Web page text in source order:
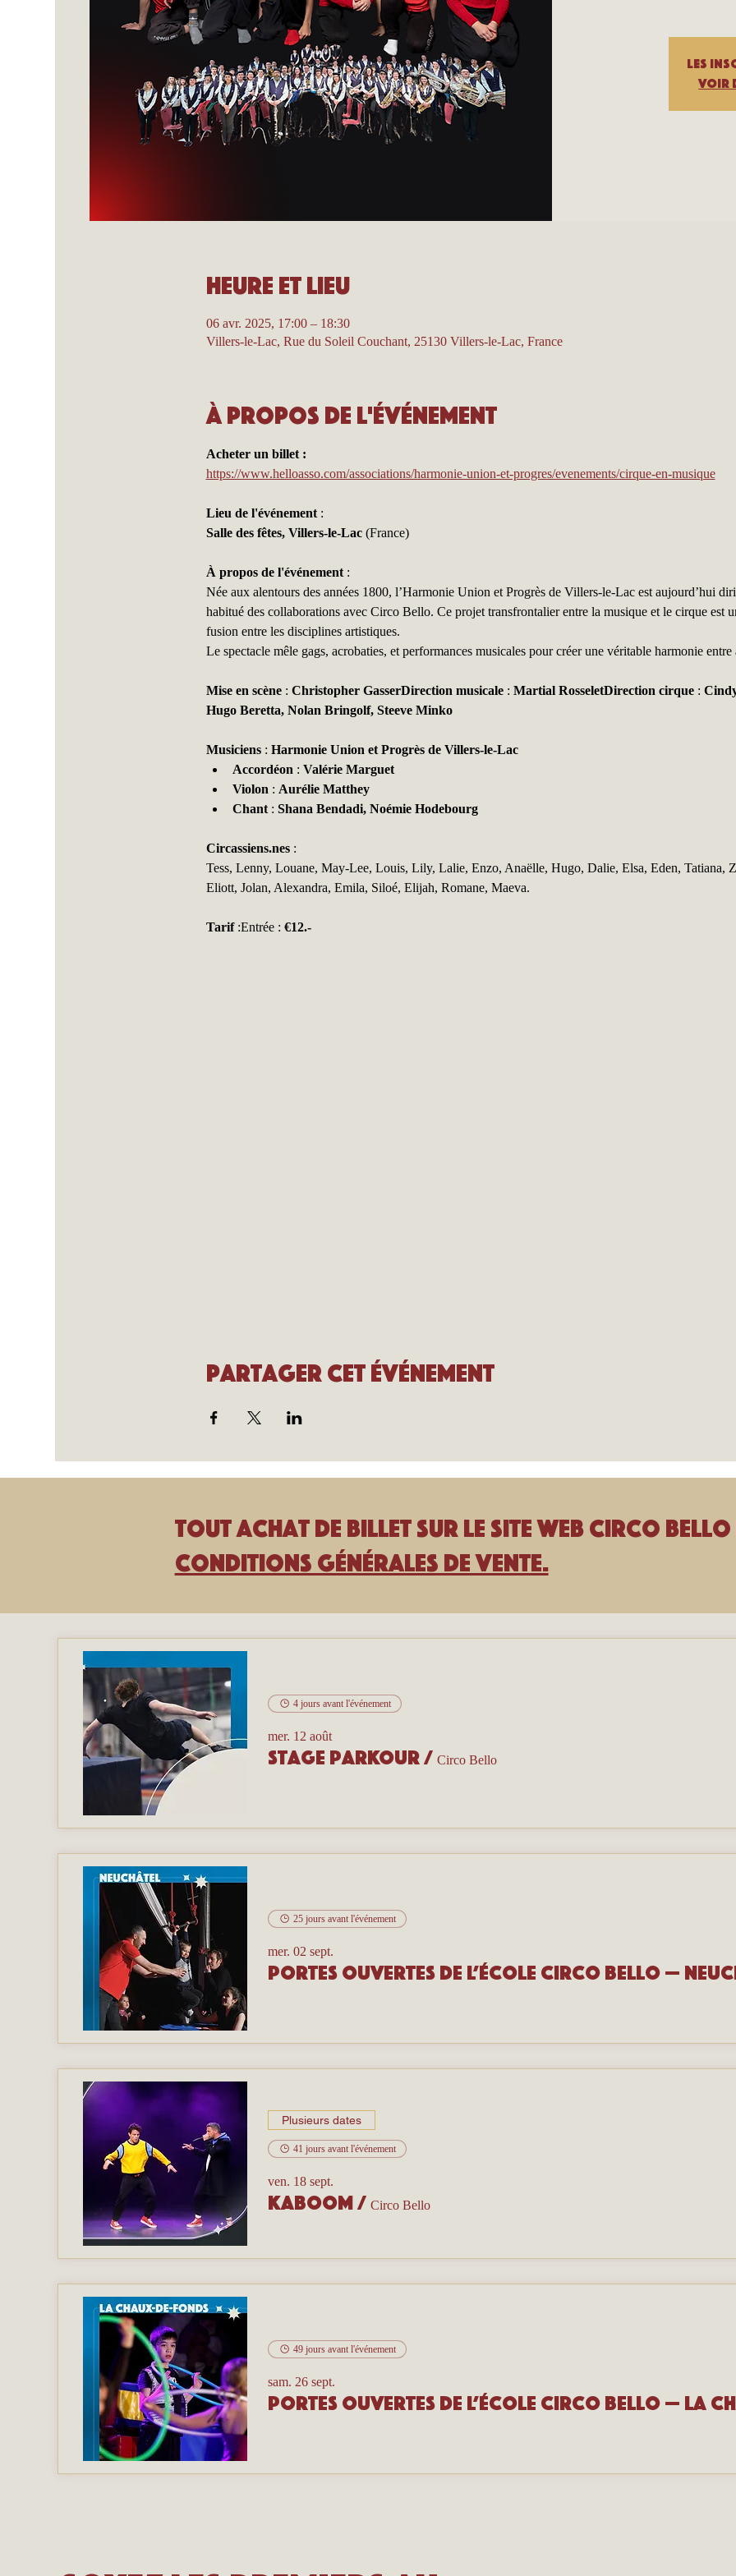
Les
Voir
Heure et lieu
06 avr. 2025, 17:00 – 18:30
Villers-le-Lac, Rue du Soleil Couchant, 25130 Villers-le-Lac, France
À propos de l'événement
Acheter un billet :
https://www.helloasso.com/associations/harmonie-union-et-progres/evenements/cirque-en-musique
Lieu de l'événement :
Salle des fêtes, Villers-le-Lac (France)
À propos de l'événement :
Née aux alentours des années 1800, l’Harmonie Union et Progrès de Villers-le-Lac est aujourd’hui
habitué des collaborations avec Circo Bello. Ce projet transfrontalier entre la musique et le cirque est
fusion entre les disciplines artistiques.
Le spectacle mêle gags, acrobaties, et performances musicales pour créer une véritable harmonie entre
Mise en scène : Christopher GasserDirection musicale : Martial RosseletDirection cirque :
Hugo Beretta, Nolan Bringolf, Steeve Minko
Musiciens : Harmonie Union et Progrès de Villers-le-Lac
Accordéon : Valérie Marguet
Violon : Aurélie Matthey
Chant : Shana Bendadi, Noémie Hodebourg
Circassiens.nes :
Tess, Lenny, Louane, May-Lee, Louis, Lily, Lalie, Enzo, Anaëlle, Hugo, Dalie, Elsa, Eden, Tatiana,
Eliott, Jolan, Alexandra, Emila, Siloé, Elijah, Romane, Maeva.
Tarif :Entrée : €12.-
Partager cet événement
Tout achat de billet sur le site Web Circo
Conditions générales de vente.
4 jours avant l'événement
mer. 12 août
Stage parkour/ Circo Bello
25 jours avant l'événement
mer. 02 sept.
Portes ouvertes de l’école Circo Bello —
Plusieurs dates
41 jours avant l'événement
ven. 18 sept.
Kaboom/ Circo Bello
49 jours avant l'événement
sam. 26 sept.